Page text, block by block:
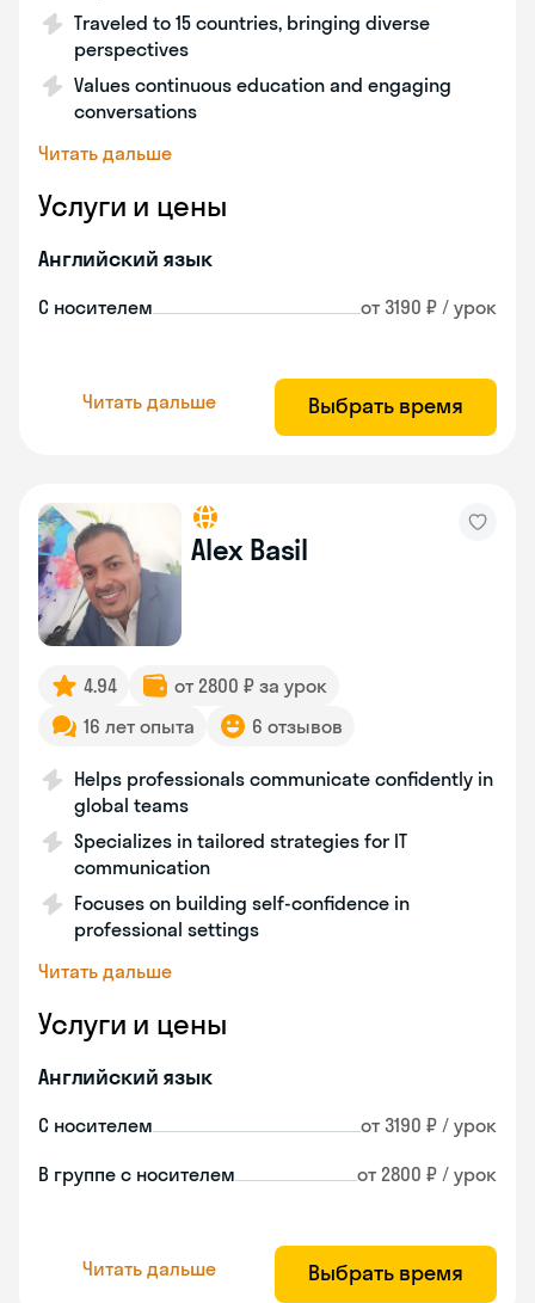
Traveled to 15 countries, bringing diverse
perspectives
Values continuous education and engaging
conversations
Читать дальше
Услуги и цены
Английский язык
С носителем от 3190 ₽ / урок
Читать дальше Выбрать время
Alex Basil
4.94
от 2800 ₽ за урок
16 лет опыта
6 отзывов
Helps professionals communicate confidently in
global teams
Specializes in tailored strategies for IT
communication
Focuses on building self-confidence in
professional settings
Читать дальше
Услуги и цены
Английский язык
С носителем от 3190 ₽ / урок
В группе с носителем от 2800 ₽ / урок
Читать дальше Выбрать время